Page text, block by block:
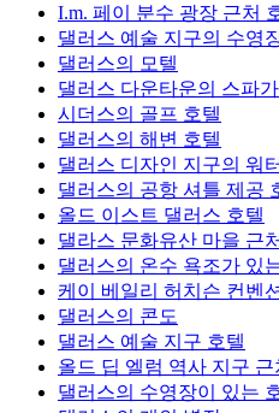
I.m. 페이 분수 광장 근처
댈러스 예술 지구의 수영
댈러스의 모텔
댈러스 다운타운의 스파
시더스의 골프 호텔
댈러스의 해변 호텔
댈러스 디자인 지구의 워
댈러스의 공항 셔틀 제공
올드 이스트 댈러스 호텔
댈라스 문화유산 마을 근
댈러스의 온수 욕조가 있
케이 베일리 허치슨 컨벤
댈러스의 콘도
댈러스 예술 지구 호텔
올드 딥 엘럼 역사 지구 근
댈러스의 수영장이 있는